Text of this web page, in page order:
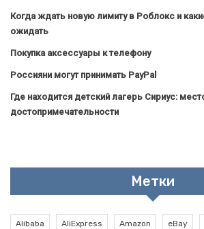
Когда ждать новую лимиту в Роблокс и
ожидать
Покупка аксессуары к телефону
Россияни могут принимать PayPal
Где находится детский лагерь Сириус:
достопримечательности
Метки
Alibaba AliExpress Amazon eBay